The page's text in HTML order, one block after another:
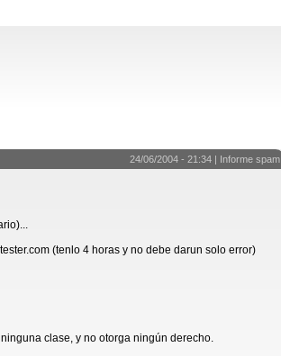
24/06/2004 - 21:34 | Informe spam
(tenlo 4 horas y no debe darun solo error)
clase, y no otorga ningún derecho.